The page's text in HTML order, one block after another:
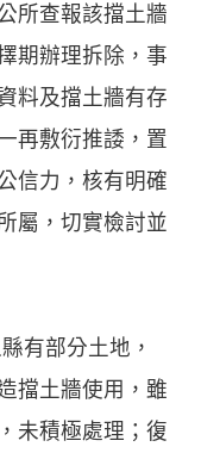
所查報該擋土牆
期辦理拆除，事
料及擋土牆有存
再敷衍推諉，置
信力，核有明確
屬，切實檢討並
有部分土地，
擋土牆使用，雖
未積極處理；復